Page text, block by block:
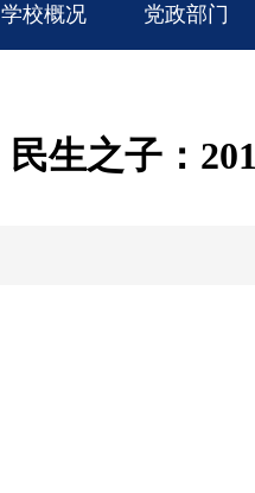
学校概况 党政部门
民生之子：